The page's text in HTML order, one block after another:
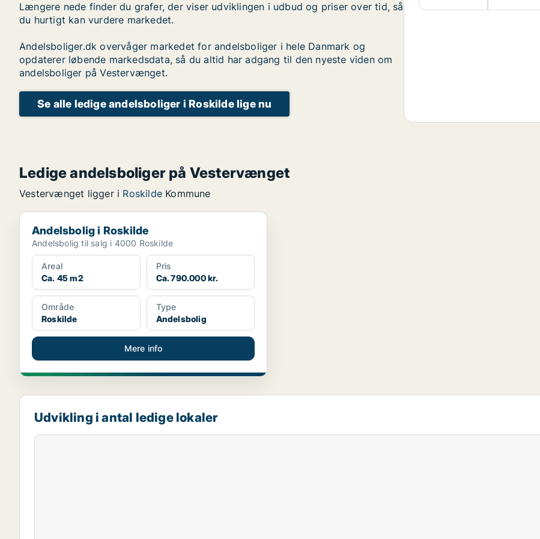
Længere nede finder du grafer, der viser udviklingen i udbud og priser over tid, så
du hurtigt kan vurdere markedet.
Andelsboliger.dk overvåger markedet for andelsboliger i hele Danmark og
opdaterer løbende markedsdata, så du altid har adgang til den nyeste viden om
andelsboliger på Vestervænget.
Se alle ledige andelsboliger i Roskilde lige nu
Ledige andelsboliger på Vestervænget
Vestervænget ligger i Roskilde Kommune
Andelsbolig i Roskilde
Andelsbolig i Roskilde
Andelsbolig til salg i 4000 Roskilde
Areal
Ca. 45 m2
Pris
Ca. 790.000 kr.
Område
Roskilde
Type
Andelsbolig
Mere info
Udvikling i antal ledige lokaler